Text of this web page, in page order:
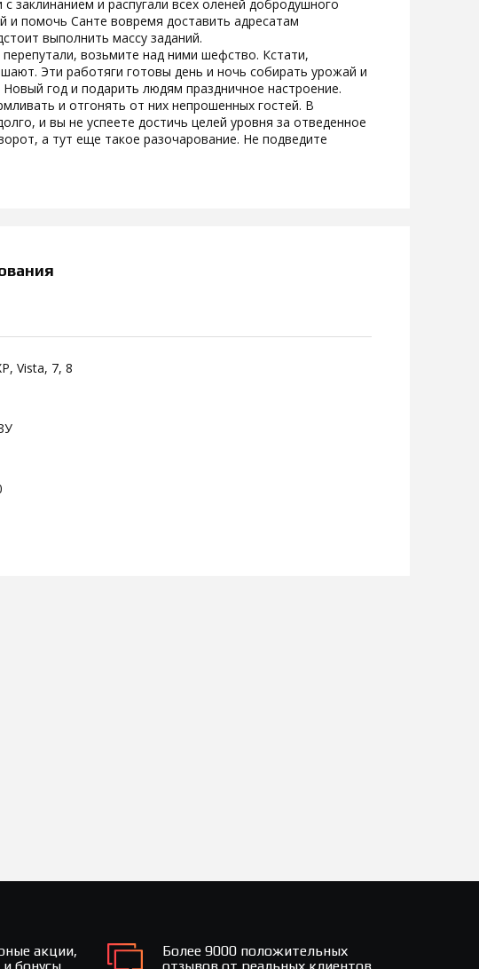
заклинанием и распугали всех оленей добродушного
и помочь Санте вовремя доставить адресатам
выполнить массу заданий.
возьмите над ними шефство. Кстати,
Эти работяги готовы день и ночь собирать урожай и
год и подарить людям праздничное настроение.
и отгонять от них непрошенных гостей. В
и вы не успеете достичь целей уровня за отведенное
а тут еще такое разочарование. Не подведите
Vista, 7, 8
акции,
Более 9000 положительных